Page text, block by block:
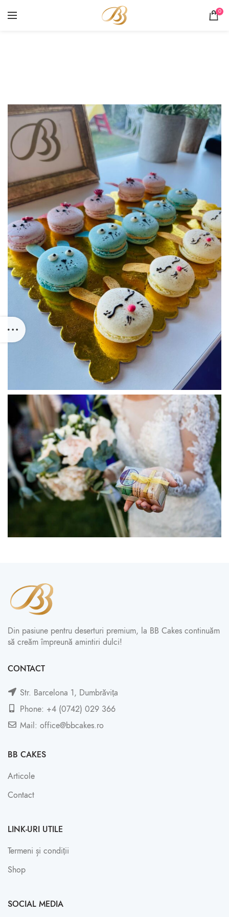
0
Din pasiune pentru deserturi premium, la BB Cakes continuăm
să creăm împreună amintiri dulci!
CONTACT
Str. Barcelona 1, Dumbrăvița
Phone: +4 (0742) 029 366
Mail: office@bbcakes.ro
BB CAKES
Articole
Contact
LINK-URI UTILE
Termeni și condiții
Shop
SOCIAL MEDIA